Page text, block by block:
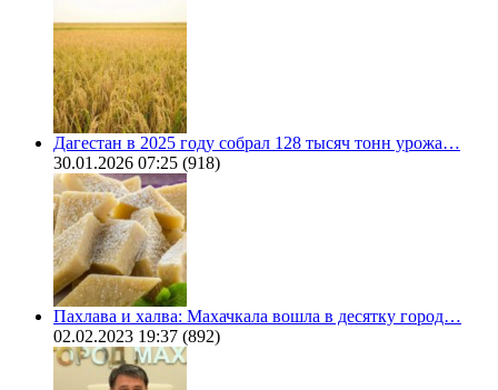
Дагестан в 2025 году собрал 128 тысяч тонн урожа…
30.01.2026 07:25 (918)
Пахлава и халва: Махачкала вошла в десятку город…
02.02.2023 19:37 (892)